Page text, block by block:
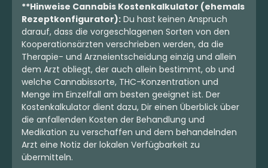
**Hinweise Cannabis Kostenkalkulator (ehemals
Rezeptkonfigurator): Du hast keinen Anspruch
darauf, dass die vorgeschlagenen Sorten von den
Kooperationsärzten verschrieben werden, da die
Therapie- und Arzneientscheidung einzig und allein
dem Arzt obliegt, der auch allein bestimmt, ob und
welche Cannabissorte, THC-Konzentration und
Menge im Einzelfall am besten geeignet ist. Der
Kostenkalkulator dient dazu, Dir einen Überblick über
die anfallenden Kosten der Behandlung und
Medikation zu verschaffen und dem behandelnden
Arzt eine Notiz der lokalen Verfügbarkeit zu
übermitteln.